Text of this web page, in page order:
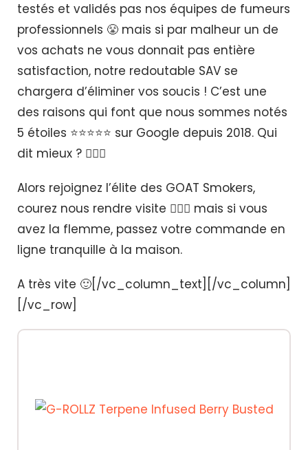
testés et validés pas nos équipes de fumeurs
professionnels 😤 mais si par malheur un de
vos achats ne vous donnait pas entière
satisfaction, notre redoutable SAV se
chargera d’éliminer vos soucis ! C’est une
des raisons qui font que nous sommes notés
5 étoiles ⭐️⭐️⭐️⭐️⭐️ sur Google depuis 2018. Qui
dit mieux ? 🤷🏼‍♂️
Alors rejoignez l’élite des GOAT Smokers,
courez nous rendre visite 🏃🏼‍♂️ mais si vous
avez la flemme, passez votre commande en
ligne tranquille à la maison.
A très vite 🙂[/vc_column_text][/vc_column]
[/vc_row]